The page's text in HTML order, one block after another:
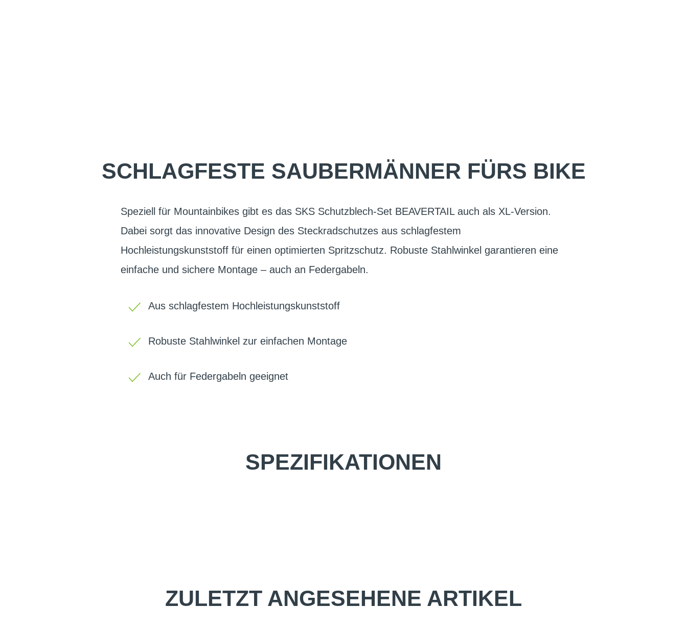
SCHLAGFESTE SAUBERMÄNNER FÜRS BIKE
Speziell für Mountainbikes gibt es das SKS Schutzblech-Set BEAVERTAIL auch als XL-Version.
Dabei sorgt das innovative Design des Steckradschutzes aus schlagfestem
Hochleistungskunststoff für einen optimierten Spritzschutz. Robuste Stahlwinkel garantieren eine
einfache und sichere Montage – auch an Federgabeln.
Aus schlagfestem Hochleistungskunststoff
Robuste Stahlwinkel zur einfachen Montage
Auch für Federgabeln geeignet
SPEZIFIKATIONEN
ZULETZT ANGESEHENE ARTIKEL